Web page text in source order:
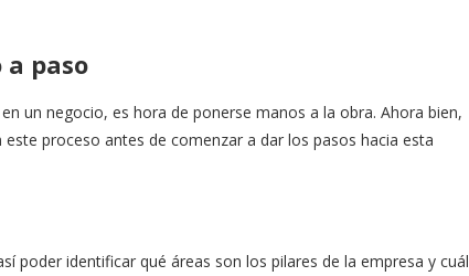
paso
un negocio, es hora de ponerse manos a la obra. Ahora bien,
proceso antes de comenzar a dar los pasos hacia esta
poder identificar qué áreas son los pilares de la empresa y cuál